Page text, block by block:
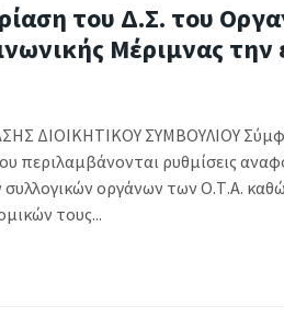
του Δ.Σ. του
Μέριμνας
ΔΙΟΙΚΗΤΙΚΟΥ ΣΥΜΒΟΥΛΙΟΥ
περιλαμβάνονται ρυθμίσεις
οργάνων των Ο.Τ.Α.
τους...